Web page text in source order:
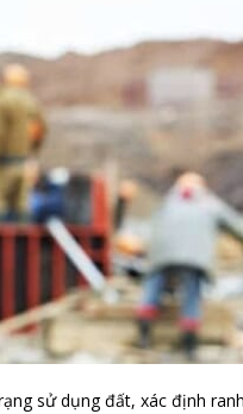
sử dụng đất, xác định ranh